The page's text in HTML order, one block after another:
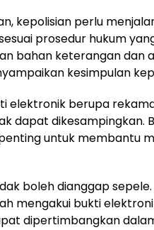
kepolisian perlu
prosedur hukum
bahan keterangan dan
kesimpulan
elektronik berupa
dapat dikesampingkan.
untuk membantu
boleh dianggap
mengakui bukti
dipertimbangkan